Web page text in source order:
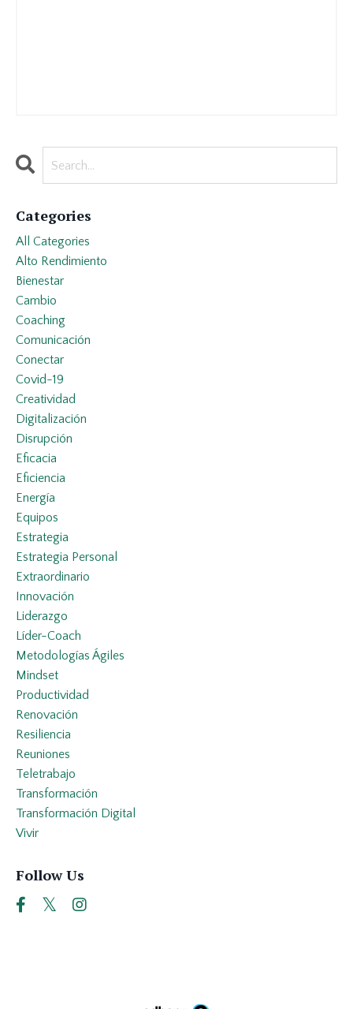
Categories
All Categories
Alto Rendimiento
Bienestar
Cambio
Coaching
Comunicación
Conectar
Covid-19
Creatividad
Digitalización
Disrupción
Eficacia
Eficiencia
Energía
Equipos
Estrategia
Estrategia Personal
Extraordinario
Innovación
Liderazgo
Líder-Coach
Metodologías Ágiles
Mindset
Productividad
Renovación
Resiliencia
Reuniones
Teletrabajo
Transformación
Transformación Digital
Vivir
Follow Us